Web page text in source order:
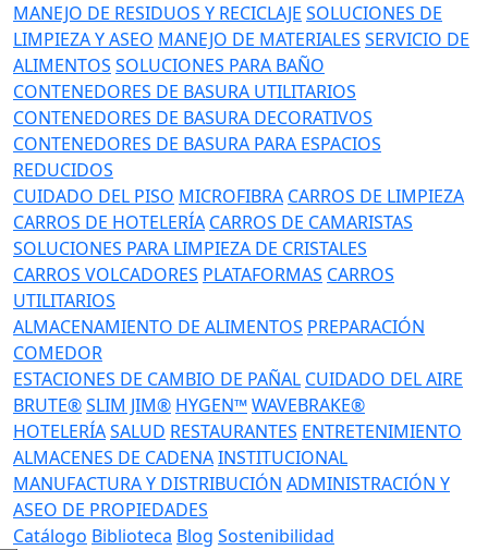
MANEJO DE RESIDUOS Y RECICLAJE SOLUCIONES DE
LIMPIEZA Y ASEO MANEJO DE MATERIALES SERVICIO DE
ALIMENTOS SOLUCIONES PARA BAÑO
CONTENEDORES DE BASURA UTILITARIOS
CONTENEDORES DE BASURA DECORATIVOS
CONTENEDORES DE BASURA PARA ESPACIOS
REDUCIDOS
CUIDADO DEL PISO MICROFIBRA CARROS DE LIMPIEZA
CARROS DE HOTELERÍA CARROS DE CAMARISTAS
SOLUCIONES PARA LIMPIEZA DE CRISTALES
CARROS VOLCADORES PLATAFORMAS CARROS
UTILITARIOS
ALMACENAMIENTO DE ALIMENTOS PREPARACIÓN
COMEDOR
ESTACIONES DE CAMBIO DE PAÑAL CUIDADO DEL AIRE
BRUTE®SLIM JIM® HYGEN™WAVEBRAKE®
HOTELERÍASALUD RESTAURANTES ENTRETENIMIENTO
ALMACENES DE CADENAINSTITUCIONAL
MANUFACTURA Y DISTRIBUCIÓN ADMINISTRACIÓN Y
ASEO DE PROPIEDADES
Catálogo Biblioteca Blog Sostenibilidad